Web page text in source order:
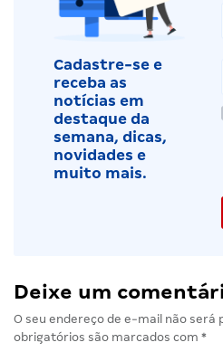
Cadastre-se e
receba as
notícias em
destaque da
semana, dicas,
novidades e
muito mais.
Deixe um
O seu endereço de e-mail não será
obrigatórios são marcados com *